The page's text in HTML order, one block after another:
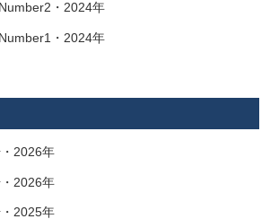
・2024年
・2024年
2026年
2026年
2025年